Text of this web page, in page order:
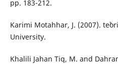
pp. 183-212.
Karimi Motahhar, J. (2007).
University.
Khalili Jahan Tiq, M. and